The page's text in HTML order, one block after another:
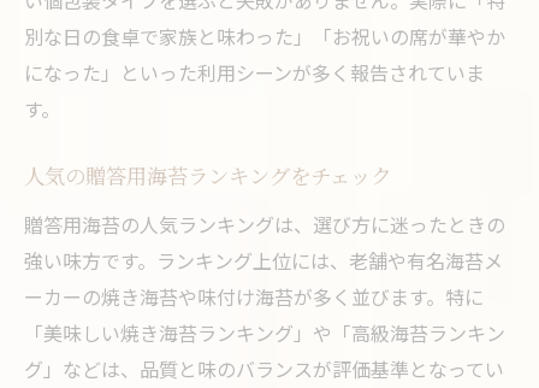
別な日の食卓で家族と味わった」「お祝いの席が華やか
になった」といった利用シーンが多く報告されていま
す。
人気の贈答用海苔ランキングをチェック
贈答用海苔の人気ランキングは、選び方に迷ったときの
強い味方です。ランキング上位には、老舗や有名海苔メ
ーカーの焼き海苔や味付け海苔が多く並びます。特に
「美味しい焼き海苔ランキング」や「高級海苔ランキン
グ」などは、品質と味のバランスが評価基準となってい